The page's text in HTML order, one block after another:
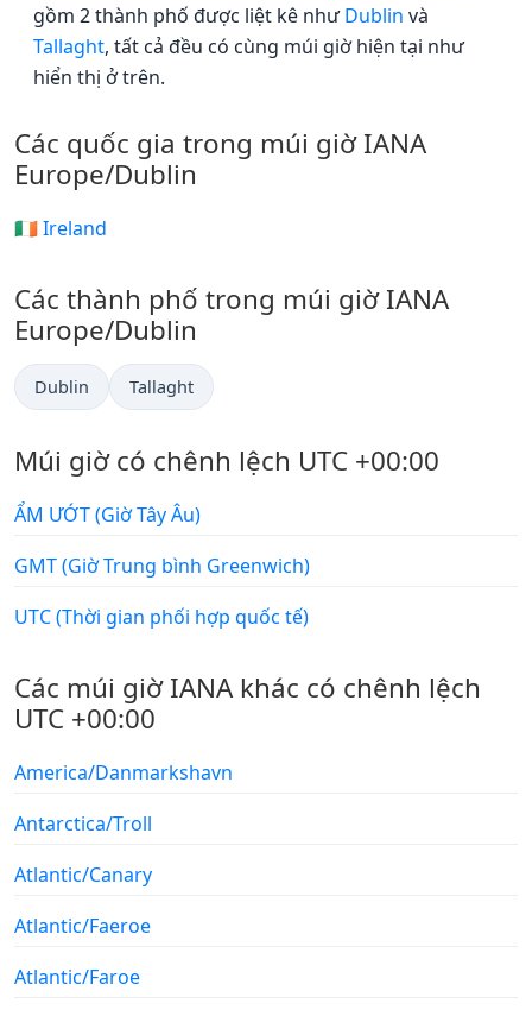
gồm 2 thành phố được liệt kê nhưDublin và
Tallaght, tất cả đều có cùng múi giờ hiện tại như
hiển thị ở trên.
Các quốc gia trong múi giờ IANA
Europe/Dublin
🇮🇪 Ireland
Các thành phố trong múi giờ IANA
Europe/Dublin
Dublin Tallaght
Múi giờ có chênh lệch UTC +00:00
ẨM ƯỚT (Giờ Tây Âu)
GMT (Giờ Trung bình Greenwich)
UTC (Thời gian phối hợp quốc tế)
Các múi giờ IANA khác có chênh lệch
UTC +00:00
America/Danmarkshavn
Antarctica/Troll
Atlantic/Canary
Atlantic/Faeroe
Atlantic/Faroe